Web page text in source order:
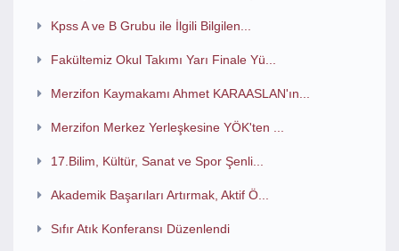
Kpss A ve B Grubu ile İlgili Bilgilen...
Fakültemiz Okul Takımı Yarı Finale Yü...
Merzifon Kaymakamı Ahmet KARAASLAN'ın...
Merzifon Merkez Yerleşkesine YÖK'ten ...
17.Bilim, Kültür, Sanat ve Spor Şenli...
Akademik Başarıları Artırmak, Aktif Ö...
Sıfır Atık Konferansı Düzenlendi